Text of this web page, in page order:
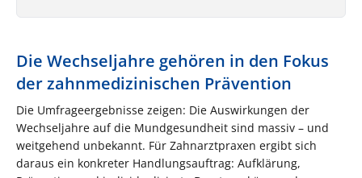
Die Wechseljahre gehören in den Fokus
der zahnmedizinischen Prävention
Die Umfrageergebnisse zeigen: Die Auswirkungen der
Wechseljahre auf die Mundgesundheit sind massiv – und
weitgehend unbekannt. Für Zahnarztpraxen ergibt sich
daraus ein konkreter Handlungsauftrag: Aufklärung,